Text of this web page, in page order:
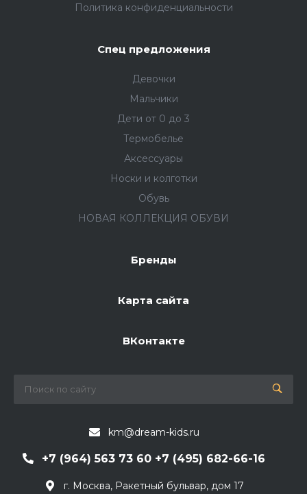
Политика конфиденциальности
Спец предложения
Девочки
Мальчики
Дети от 0 до 3
Термобелье
Аксессуары
Носки и колготки
Обувь
НОВАЯ КОЛЛЕКЦИЯ ОБУВИ
Бренды
Карта сайта
ВКонтакте
km@dream-kids.ru
+7 (964) 563 73 60 +7 (495) 682-66-16
г. Москва, Ракетный бульвар, дом 17